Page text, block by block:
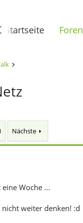
Startseite Foren
Nächste
Woche ...
nicht weiter denken! :d